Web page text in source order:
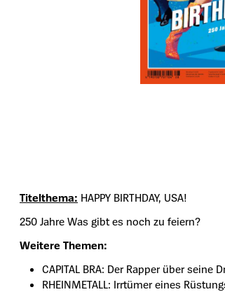
Titelthema: HAPPY BIRTHDAY, USA!
250 Jahre Was gibt es noch zu feiern?
Weitere Themen:
CAPITAL BRA: Der Rapper über seine
RHEINMETALL: Irrtümer eines